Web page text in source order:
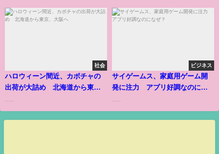
社会
ハロウィーン間近、カボチャの
出荷が大詰め 北海道から東
......
ビジネス
サイゲームス、家庭用ゲーム開
発に注力 アプリ好調なのにな
......